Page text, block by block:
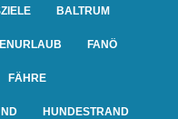
BALTRUM
FANÖ
FÄHRE
HUNDESTRAND